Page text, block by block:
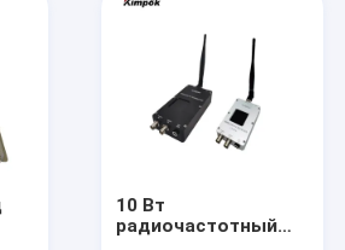
10 Вт
радиочастотный